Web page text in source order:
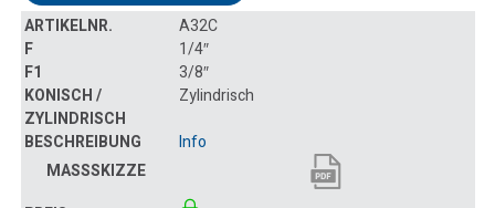
A32C
1/4″
3/8″
Zylindrisch
Info